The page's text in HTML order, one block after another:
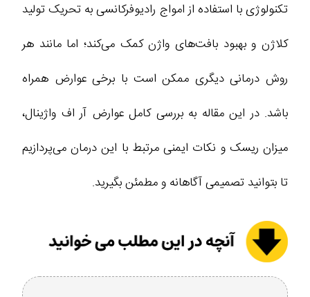
تکنولوژی با استفاده از امواج رادیوفرکانسی به تحریک تولید
کلاژن و بهبود بافت‌های واژن کمک می‌کند؛ اما مانند هر
روش درمانی دیگری ممکن است با برخی عوارض همراه
باشد. در این مقاله به بررسی کامل عوارض آر اف واژینال،
میزان ریسک و نکات ایمنی مرتبط با این درمان می‌پردازیم
تا بتوانید تصمیمی آگاهانه و مطمئن بگیرید.